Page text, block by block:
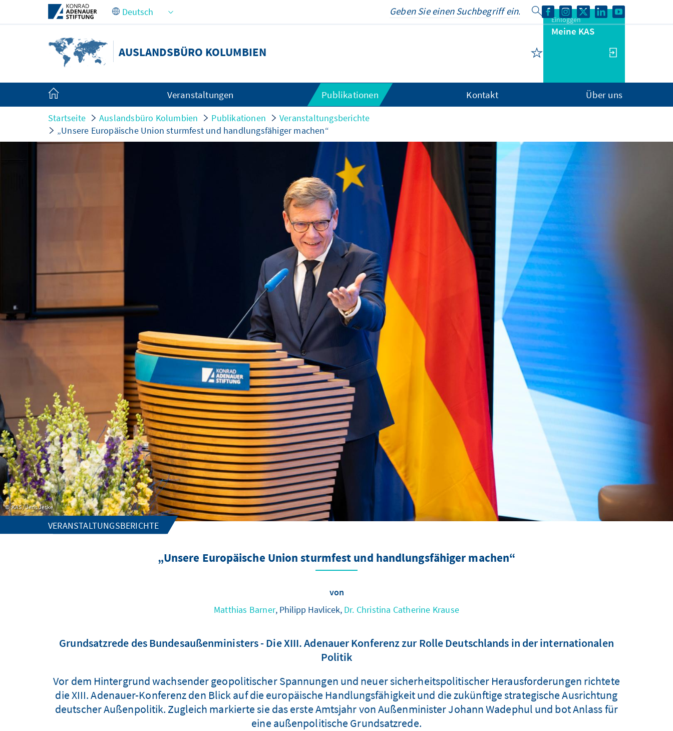
Zum Hauptinhalt springen
AUSLANDSBÜRO KOLUMBIEN
Einloggen
Meine KAS
Veranstaltungen Publikationen Kontakt Über uns
Startseite Auslandsbüro Kolumbien Publikationen
Veranstaltungsberichte
„Unsere Europäische Union sturmfest und handlungsfähiger machen“
KAS / Jens Jeske
VERANSTALTUNGSBERICHTE
„Unsere Europäische Union sturmfest und handlungsfähiger machen“
von
Matthias Barner, Philipp Havlicek, Dr. Christina Catherine Krause
Grundsatzrede des Bundesaußenministers - Die XIII. Adenauer Konferenz zur Rolle Deutschlands in der internationalen
Politik
Vor dem Hintergrund wachsender geopolitischer Spannungen und neuer sicherheitspolitischer Herausforderungen richtete
die XIII. Adenauer-Konferenz den Blick auf die europäische Handlungsfähigkeit und die zukünftige strategische Ausrichtung
deutscher Außenpolitik. Zugleich markierte sie das erste Amtsjahr von Außenminister Johann Wadephul und bot Anlass für
eine außenpolitische Grundsatzrede.